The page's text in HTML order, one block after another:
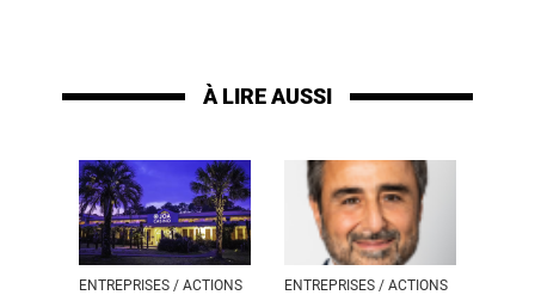
À LIRE AUSSI
ENTREPRISES / ACTIONS ENTREPRISES / ACTIONS